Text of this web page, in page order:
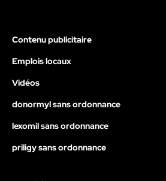
Contenu publicitaire
Emplois locaux
Vidéos
donormyl sans ordonnance
lexomil sans ordonnance
priligy sans ordonnance